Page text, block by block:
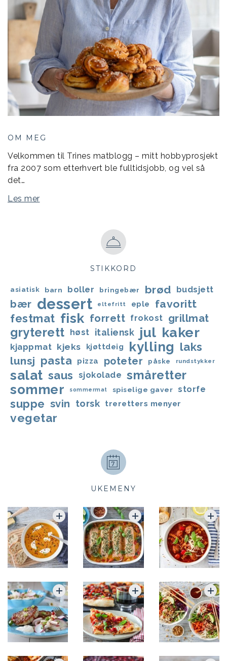
OM MEG
Velkommen til Trines matblogg – mitt hobbyprosjekt
fra 2007 som etterhvert ble fulltidsjobb, og vel så
det…
Les mer
STIKKORD
asiatisk barn boller bringebær brød budsjett
bær dessert eltefritt eple favoritt
festmat fisk forrett frokost grillmat
gryterett høst italiensk jul kaker
kjappmat kjeks kjøttdeig kylling laks
lunsj pasta pizza poteter påske rundstykker
salat saus sjokolade småretter
sommer sommermat spiselige gaver storfe
suppe svin torsk treretters menyer
vegetar
UKEMENY